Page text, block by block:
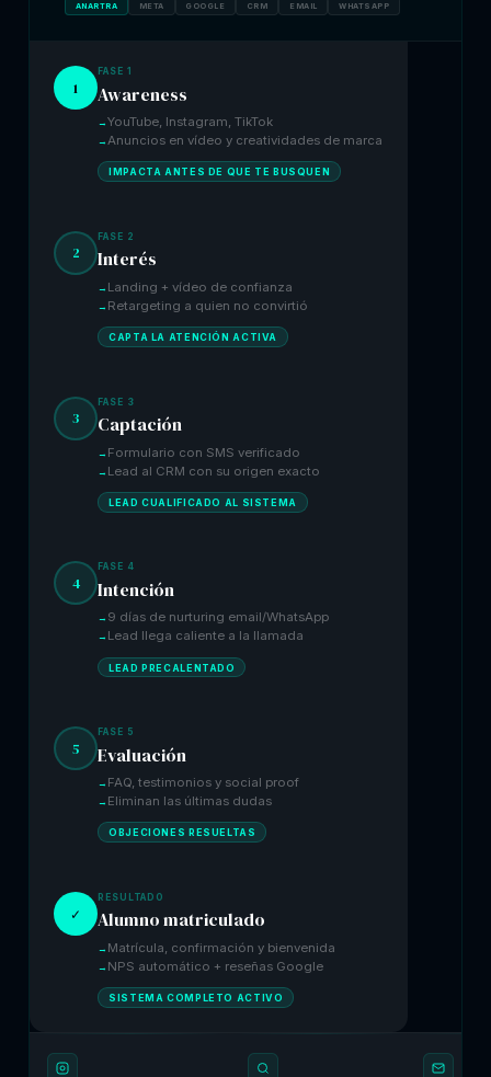
ANARTRA META GOOGLE CRM EMAIL WHATSAPP
1
FASE 1
Awareness
YouTube, Instagram, TikTok
Anuncios en vídeo y creatividades de marca
IMPACTA ANTES DE QUE TE BUSQUEN
2
FASE 2
Interés
Landing + vídeo de confianza
Retargeting a quien no convirtió
CAPTA LA ATENCIÓN ACTIVA
3
FASE 3
Captación
Formulario con SMS verificado
Lead al CRM con su origen exacto
LEAD CUALIFICADO AL SISTEMA
4
FASE 4
Intención
9 días de nurturing email/WhatsApp
Lead llega caliente a la llamada
LEAD PRECALENTADO
5
FASE 5
Evaluación
FAQ, testimonios y social proof
Eliminan las últimas dudas
OBJECIONES RESUELTAS
✓
RESULTADO
Alumno matriculado
Matrícula, confirmación y bienvenida
NPS automático + reseñas Google
SISTEMA COMPLETO ACTIVO